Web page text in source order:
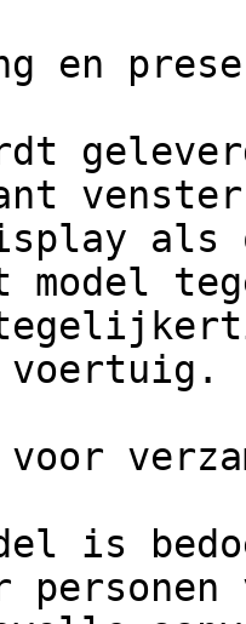
en
als
model
is